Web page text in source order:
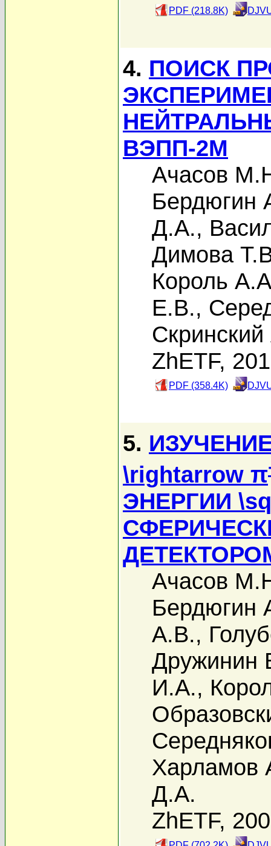
PDF (218.8K)
4. ПОИСК
ВЭПП-2М
Ачасов
Бердюгин
Д.А.,
Димова
Король
Е.В.,
ZhETF,
PDF (358.4K)
5.
\rightarrow π
ЭНЕРГИИ
Ачасов
Бердюгин
А.В.,
Дружинин
И.А.,
Харламов
Д.А.
ZhETF,